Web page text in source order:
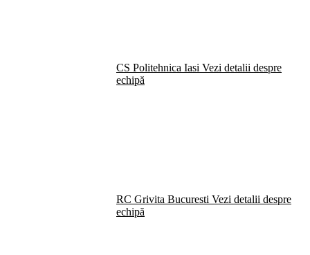
CS Politehnica Iasi Vezi detalii despre
echipă
RC Grivita Bucuresti Vezi detalii despre
echipă